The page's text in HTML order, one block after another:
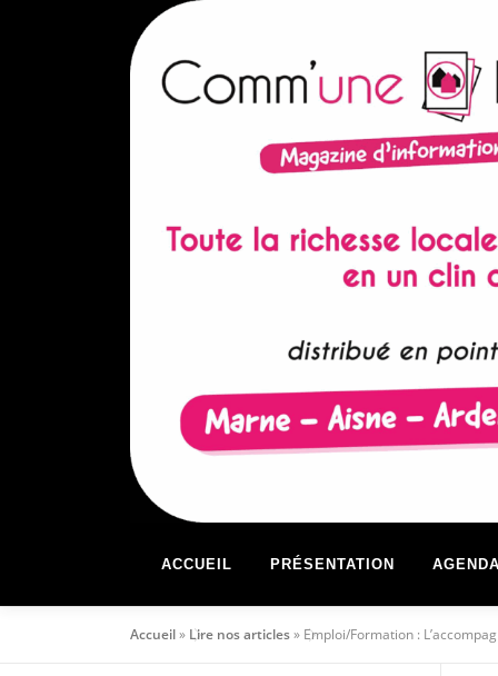
ACCUEIL PRÉSENTATION
Accueil» Lire nos articles» Emploi/Formation :